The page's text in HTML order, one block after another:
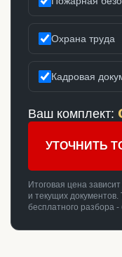
Охрана труда
Кадровая
Ваш комплект:
УТОЧНИТЬ
Итоговая цена
и текущих
бесплатного разбора